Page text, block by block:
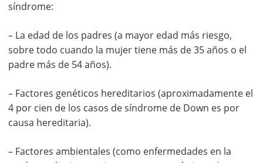
síndrome:
– La edad de los padres (a mayor edad más riesgo,
sobre todo cuando la mujer tiene más de 35 años o el
padre más de 54 años).
– Factores genéticos hereditarios (aproximadamente el
4 por cien de los casos de síndrome de Down es por
causa hereditaria).
– Factores ambientales (como enfermedades en la